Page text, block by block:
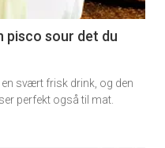
pisco sour det du
svært frisk drink, og den
perfekt også til mat.